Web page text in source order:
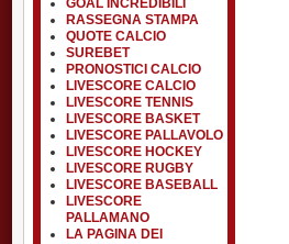
GOAL INCREDIBILI
RASSEGNA STAMPA
QUOTE CALCIO
SUREBET
PRONOSTICI CALCIO
LIVESCORE CALCIO
LIVESCORE TENNIS
LIVESCORE BASKET
LIVESCORE PALLAVOLO
LIVESCORE HOCKEY
LIVESCORE RUGBY
LIVESCORE BASEBALL
LIVESCORE
PALLAMANO
LA PAGINA DEI